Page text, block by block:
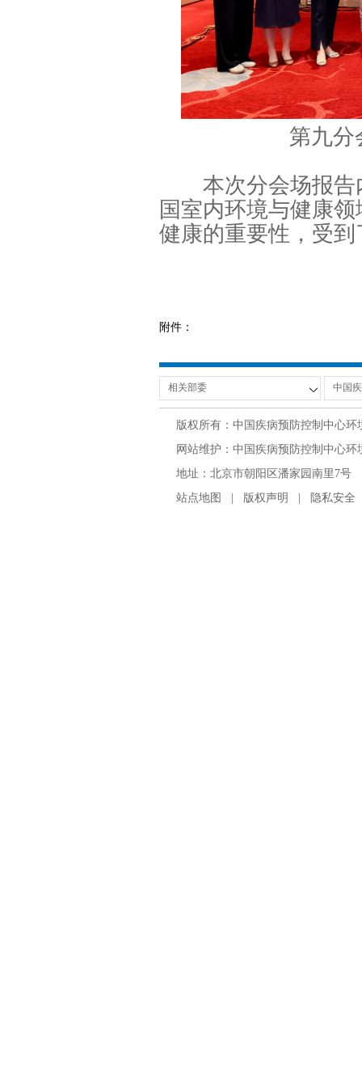
第九分
本次分会场报告
国室内环境与健康
健康的重要性，受
附件：
版权所有：中国疾病预防控制中心环
网站维护：中国疾病预防控制中心
地址：北京市朝阳区潘家园南里7号
站点地图
版权声明 隐私安全